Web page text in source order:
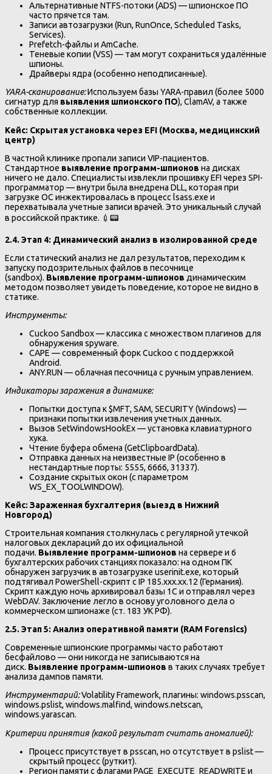
Альтернативные NTFS-потоки (ADS) — шпионское ПО
часто прячется там.
Записи автозагрузки (Run, RunOnce, Scheduled Tasks,
Services).
Prefetch-файлы и AmCache.
Теневые копии (VSS) — там могут сохраниться удалённые
шпионы.
Драйверы ядра (особенно неподписанные).
YARA-сканирование:Используем базы YARA-правил (более 5000
сигнатур для выявления шпионского ПО), ClamAV, а также
собственные коллекции.
Кейс: Скрытая установка через EFI (Москва, медицинский
центр)
В частной клинике пропали записи VIP-пациентов.
Стандартное выявление программ-шпионов на дисках
ничего не дало. Специалисты извлекли прошивку EFI через SPI-
программатор — внутри была внедрена DLL, которая при
загрузке ОС инжектировалась в процесс lsass.exe и
перехватывала учетные записи врачей. Это уникальный случай
в российской практике. 💉📟
2.4. Этап 4: Динамический анализ в изолированной среде
Если статический анализ не дал результатов, переходим к
запуску подозрительных файлов в песочнице
(sandbox). Выявление программ-шпионов динамическим
методом позволяет увидеть поведение, которое не видно в
статике.
Инструменты:
Cuckoo Sandbox — классика с множеством плагинов для
обнаружения spyware.
CAPE — современный форк Cuckoo с поддержкой
Android.
ANY.RUN — облачная песочница с ручным управлением.
Индикаторы заражения в динамике:
Попытки доступа к $MFT, SAM, SECURITY (Windows) —
признаки попытки извлечения учетных данных.
Вызов SetWindowsHookEx — установка клавиатурного
хука.
Чтение буфера обмена (GetClipboardData).
Отправка данных на неизвестные IP (особенно в
нестандартные порты: 5555, 6666, 31337).
Создание скрытых окон (с параметром
WS_EX_TOOLWINDOW).
Кейс: Зараженная бухгалтерия (выезд в Нижний
Новгород)
Строительная компания столкнулась с регулярной утечкой
налоговых деклараций до их официальной
подачи. Выявление программ-шпионов на сервере и 6
бухгалтерских рабочих станциях показало: на одном ПК
обнаружен загрузчик в автозагрузке userinit.exe, который
подтягивал PowerShell-скрипт с IP 185.xxx.xx.12 (Германия).
Скрипт каждую ночь архивировал базы 1С и отправлял через
WebDAV. Заключение легло в основу уголовного дела о
коммерческом шпионаже (ст. 183 УК РФ).
2.5. Этап 5: Анализ оперативной памяти (RAM Forensics)
Современные шпионские программы часто работают
бесфайлово — они никогда не записываются на
диск. Выявление программ-шпионов в таких случаях требует
анализа дампов памяти.
Инструментарий:Volatility Framework, плагины: windows.psscan,
windows.pslist, windows.malfind, windows.netscan,
windows.yarascan.
Критерии принятия (какой результат считать аномалией):
Процесс присутствует в psscan, но отсутствует в pslist —
скрытый процесс (руткит).
Регион памяти с флагами PAGE_EXECUTE_READWRITE и